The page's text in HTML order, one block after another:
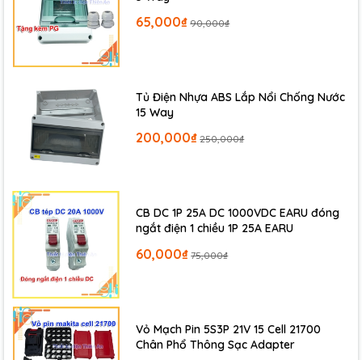
65,000₫ 90,000₫
Tủ Điện Nhựa ABS Lắp Nổi Chống Nước
15 Way
200,000₫ 250,000₫
CB DC 1P 25A DC 1000VDC EARU đóng
ngắt điện 1 chiều 1P 25A EARU
60,000₫ 75,000₫
Vỏ Mạch Pin 5S3P 21V 15 Cell 21700
Chân Phổ Thông Sạc Adapter